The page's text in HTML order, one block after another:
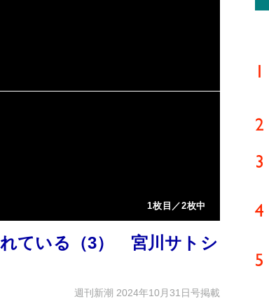
1枚目／2枚中
ている（3） 宮川サトシ
週刊新潮 2024年10月31日号掲載